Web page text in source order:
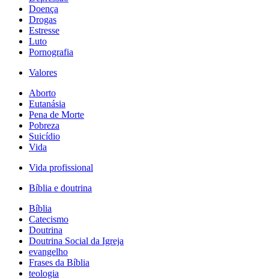
Doença
Drogas
Estresse
Luto
Pornografia
Valores
Aborto
Eutanásia
Pena de Morte
Pobreza
Suicídio
Vida
Vida profissional
Bíblia e doutrina
Bíblia
Catecismo
Doutrina
Doutrina Social da Igreja
evangelho
Frases da Bíblia
teologia